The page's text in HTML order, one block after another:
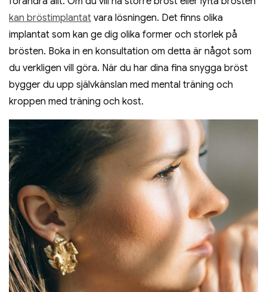
kan bröstimplantat vara lösningen. Det finns olika
implantat som kan ge dig olika former och storlek på
brösten. Boka in en konsultation om detta är något som
du verkligen vill göra. När du har dina fina snygga bröst
bygger du upp självkänslan med mental träning och
kroppen med träning och kost.